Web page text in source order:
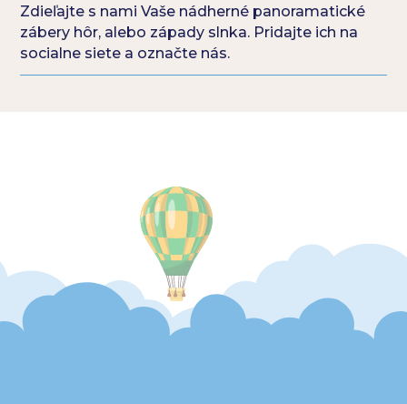
Zdieľajte s nami Vaše nádherné panoramatické
zábery hôr, alebo západy slnka. Pridajte ich na
socialne siete a označte nás.